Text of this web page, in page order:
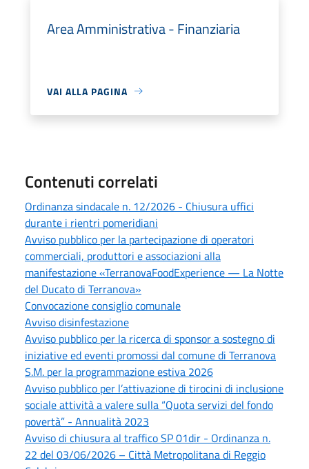
Area Amministrativa - Finanziaria
VAI ALLA PAGINA
Contenuti correlati
Ordinanza sindacale n. 12/2026 - Chiusura uffici
durante i rientri pomeridiani
Avviso pubblico per la partecipazione di operatori
commerciali, produttori e associazioni alla
manifestazione «TerranovaFoodExperience — La Notte
del Ducato di Terranova»
Convocazione consiglio comunale
Avviso disinfestazione
Avviso pubblico per la ricerca di sponsor a sostegno di
iniziative ed eventi promossi dal comune di Terranova
S.M. per la programmazione estiva 2026
Avviso pubblico per l’attivazione di tirocini di inclusione
sociale attività a valere sulla “Quota servizi del fondo
povertà” - Annualità 2023
Avviso di chiusura al traffico SP 01dir - Ordinanza n.
22 del 03/06/2026 – Città Metropolitana di Reggio